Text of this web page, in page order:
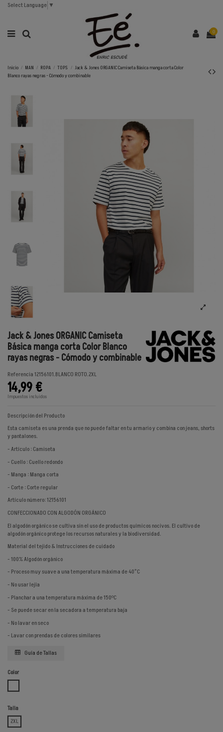
Select Language ▼
0
Inicio MAN ROPA TOPS
Jack & Jones ORGANIC Camiseta Básica manga corta Color
Blanco rayas negras - Cómodo y combinable
Jack & Jones ORGANIC Camiseta
Básica manga corta Color Blanco
rayas negras - Cómodo y combinable
Referencia12156101.BLANCO ROTO.2XL
14,99 €
Impuestos incluidos
Descripción del Producto
Esta camiseta es una prenda que no puede faltar en tu armario y combina con jeans, shorts
y pantalones.
- Artículo : Camiseta
- Cuello : Cuello redondo
- Manga : Manga corta
- Corte : Corte regular
Artículo número: 12156101
CONFECCIONADO CON ALGODÓN ORGÁNICO
El algodón orgánico se cultiva sin el uso de productos químicos nocivos. El cultivo de
algodón orgánico protege los recursos naturales y la biodiversidad.
Material del tejido & Instrucciones de cuidado
- 100% Algodón orgánico
- Proceso muy suave a una temperatura máxima de 40°C
- No usar lejía
- Planchar a una temperatura máxima de 150ºC
- Se puede secar en la secadora a temperatura baja
- No lavar en seco
- Lavar con prendas de colores similares
Guía de Tallas
Color
Talla
2XL